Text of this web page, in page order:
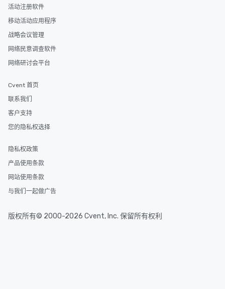
活动注册软件
移动活动应用程序
战略会议管理
网络民意调查软件
网络研讨会平台
Cvent 首页
联系我们
客户支持
您的隐私权选择
隐私权政策
产品使用条款
网站使用条款
与我们一起做广告
版权所有© 2000-2026 Cvent, Inc. 保留所有权利